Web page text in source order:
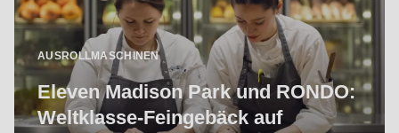
#1
($string)
of
type
string
AUSROLLMASCHINEN
Eleven Madison Park und RONDO:
Weltklasse-Feingebäck auf